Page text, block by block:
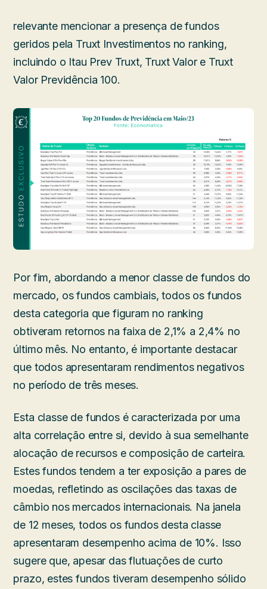
relevante mencionar a presença de fundos
geridos pela Truxt Investimentos no ranking,
incluindo o Itau Prev Truxt, Truxt Valor e Truxt
Valor Previdência 100.
Por fim, abordando a menor classe de fundos do
mercado, os fundos cambiais, todos os fundos
desta categoria que figuram no ranking
obtiveram retornos na faixa de 2,1% a 2,4% no
último mês. No entanto, é importante destacar
que todos apresentaram rendimentos negativos
no período de três meses.
Esta classe de fundos é caracterizada por uma
alta correlação entre si, devido à sua semelhante
alocação de recursos e composição de carteira.
Estes fundos tendem a ter exposição a pares de
moedas, refletindo as oscilações das taxas de
câmbio nos mercados internacionais. Na janela
de 12 meses, todos os fundos desta classe
apresentaram desempenho acima de 10%. Isso
sugere que, apesar das flutuações de curto
prazo, estes fundos tiveram desempenho sólido